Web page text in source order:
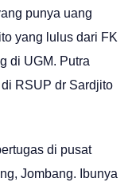
punya uang
yang lulus dari FK
di UGM. Putra
RSUP dr Sardjito
di pusat
Jombang. Ibunya